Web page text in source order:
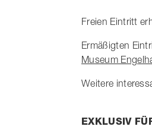
Freien Eintritt
Ermäßigten
Museum
Weitere
EXKLUSIV